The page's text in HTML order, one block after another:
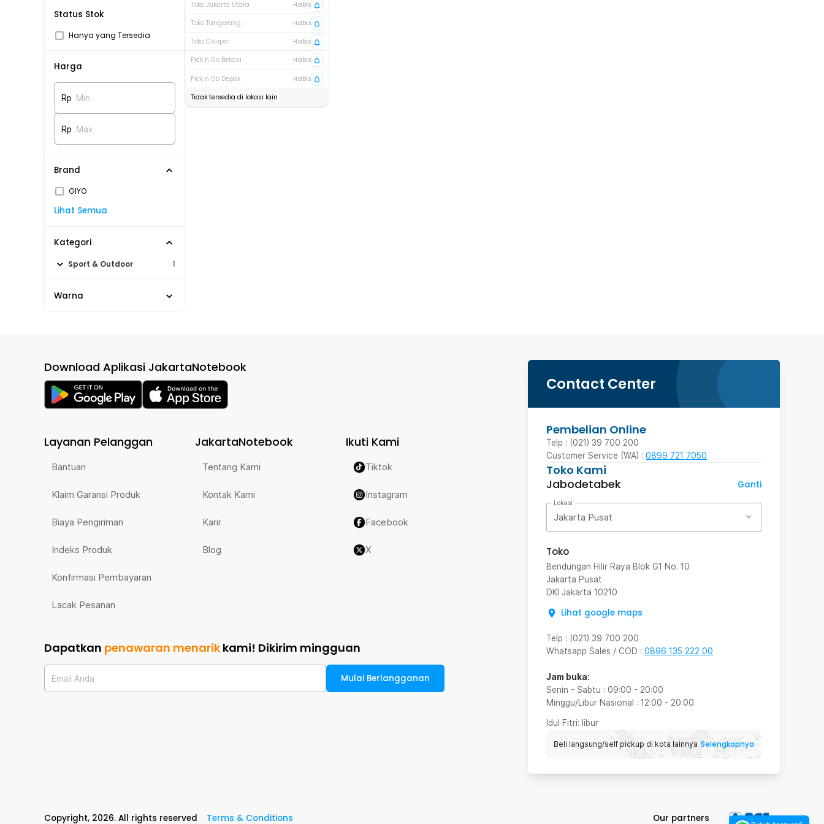
Status Stok
Hanya yang Tersedia
Harga
Rp Min
Rp Max
Brand
GIYO
Lihat Semua
Kategori
Sport & Outdoor 1
Warna
Toko Jakarta Utara
Habis
Toko Tangerang
Habis
Toko Cikupa
Habis
Pick n Go Bekasi
Habis
Pick n Go Depok
Habis
Tidak tersedia di lokasi lain
Contact Center
Pembelian Online
Telp : (021) 39 700 200
Customer Service (WA) : 0899 721 7050
Toko Kami
Jabodetabek
Ganti
Lokasi
Jakarta Pusat
Toko
Bendungan Hilir Raya Blok G1 No. 10
Jakarta Pusat
DKI Jakarta 10210
Lihat google maps
Telp : (021) 39 700 200
Whatsapp Sales / COD : 0896 135 222 00
Jam buka:
Senin - Sabtu : 09:00 - 20:00
Minggu/Libur Nasional : 12:00 - 20:00
Idul Fitri: libur
Beli langsung/self pickup di kota lainnya Selengkapnya
Download Aplikasi JakartaNotebook
Layanan Pelanggan
Bantuan
Klaim Garansi Produk
Biaya Pengiriman
Indeks Produk
Konfirmasi Pembayaran
Lacak Pesanan
JakartaNotebook
Tentang Kami
Kontak Kami
Karir
Blog
Ikuti Kami
Tiktok
Instagram
Facebook
X
Dapatkan penawaran menarik kami! Dikirim mingguan
Email Anda Mulai Berlangganan
Copyright, 2026. All rights reserved Terms & Conditions Our partners